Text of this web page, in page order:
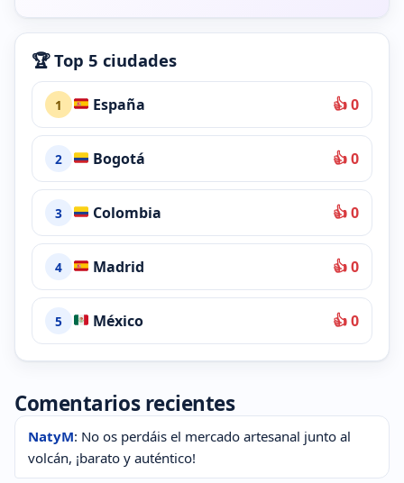
🏆 Top 5 ciudades
1 España 👍 0
2 Bogotá 👍 0
3 Colombia 👍 0
4 Madrid 👍 0
5 México 👍 0
Comentarios recientes
NatyM: No os perdáis el mercado artesanal junto al
volcán, ¡barato y auténtico!